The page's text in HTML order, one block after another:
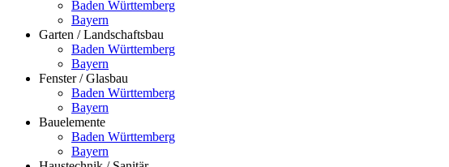
Baden Württemberg
Bayern
Garten / Landschaftsbau
Baden Württemberg
Bayern
Fenster / Glasbau
Baden Württemberg
Bayern
Bauelemente
Baden Württemberg
Bayern